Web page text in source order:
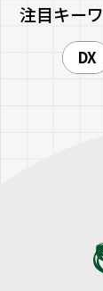
注目キー
DX